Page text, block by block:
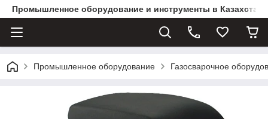
Промышленное оборудование и инструменты в
Промышленное оборудование Газосварочное